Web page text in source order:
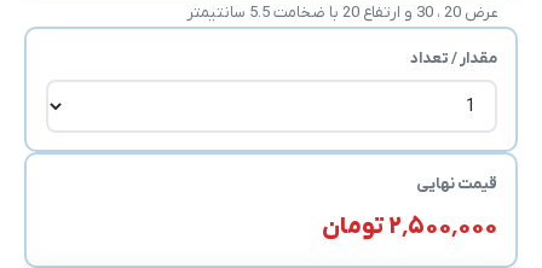
عرض 20 ، 30 و ارتفاع 20 با ضخامت 5.5 سانتیمتر
مقدار / تعداد
قیمت نهایی
۲٬۵۰۰٬۰۰۰ تومان